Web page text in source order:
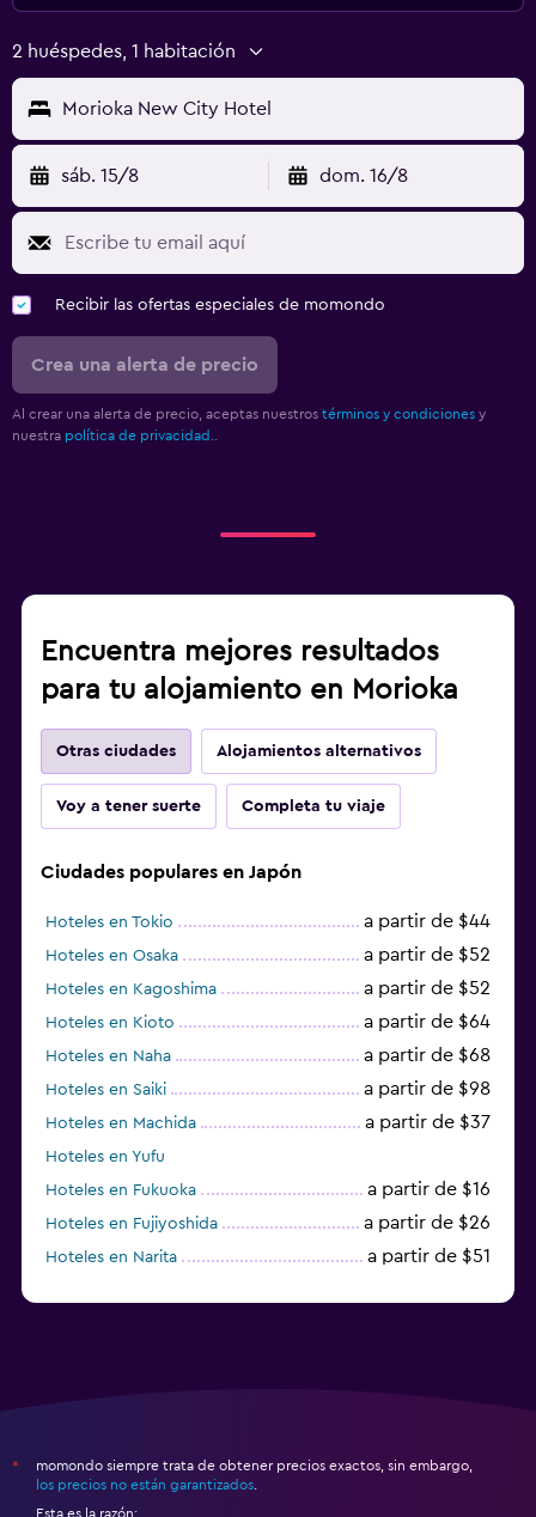
2 huéspedes, 1 habitación
Morioka New City Hotel
sáb. 15/8 dom. 16/8
Recibir las ofertas especiales de momondo
Crea una alerta de precio
Al crear una alerta de precio, aceptas nuestros términos y condiciones y
nuestra política de privacidad.
Encuentra mejores resultados
para tu alojamiento en Morioka
Otras ciudades Alojamientos alternativos
Voy a tener suerte Completa tu viaje
Ciudades populares en Japón
Hoteles en Tokio a partir de $44
Hoteles en Osaka a partir de $52
Hoteles en Kagoshima a partir de $52
Hoteles en Kioto a partir de $64
Hoteles en Naha a partir de $68
Hoteles en Saiki a partir de $98
Hoteles en Machida a partir de $37
Hoteles en Yufu
Hoteles en Fukuoka
a partir de $16
Hoteles en Fujiyoshida a partir de $26
Hoteles en Narita a partir de $51
*
momondo siempre trata de obtener precios exactos, sin embargo,
los precios no están garantizados
Esta es la razón: